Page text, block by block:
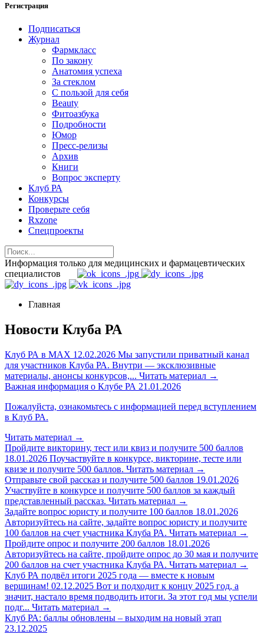
Регистрация
Подписаться
Журнал
Фармкласс
По закону
Анатомия успеха
За стеклом
С пользой для себя
Beauty
Фитоазбука
Подробности
Юмор
Пресс-релизы
Архив
Книги
Вопрос эксперту
Клуб РА
Конкурсы
Проверьте себя
Rxzone
Спецпроекты
Информация только для медицинских и фармацевтических
специалистов
Главная
Новости Клуба РА
Клуб РА в MAX 12.02.2026 Мы запустили приватный канал
для участников Клуба РА. Внутри — эксклюзивные
материалы, анонсы конкурсов,... Читать материал →
Важная информация о Клубе РА 21.01.2026
Пожалуйста, ознакомьтесь с информацией перед вступлением
в Клуб РА.
Читать материал →
Пройдите викторину, тест или квиз и получите 500 баллов
18.01.2026 Поучаствуйте в конкурсе, викторине, тесте или
квизе и получите 500 баллов. Читать материал →
Отправьте свой рассказ и получите 500 баллов 19.01.2026
Участвуйте в конкурсе и получите 500 баллов за каждый
представленный рассказ. Читать материал →
Задайте вопрос юристу и получите 100 баллов 18.01.2026
Авторизуйтесь на сайте, задайте вопрос юристу и получите
100 баллов на счет участника Клуба РА. Читать материал →
Пройдите опрос и получите 200 баллов 18.01.2026
Авторизуйтесь на сайте, пройдите опрос до 30 мая и получите
200 баллов на счет участника Клуба РА. Читать материал →
Клуб РА подвёл итоги 2025 года — вместе к новым
вершинам! 02.12.2025 Вот и подходит к концу 2025 год, а
значит, настало время подводить итоги. За этот год мы успели
подг... Читать материал →
Клуб РА: баллы обновлены – выходим на новый этап
23.12.2025